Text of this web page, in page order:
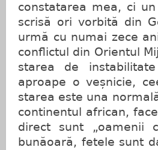
constatarea mea, ci
scrisă ori vorbită din
urmă cu numai zece
conflictul din Orientul
starea de
aproape o veșnicie,
starea este una
continentul african,
direct sunt „oamenii
bunăoară, fetele sunt